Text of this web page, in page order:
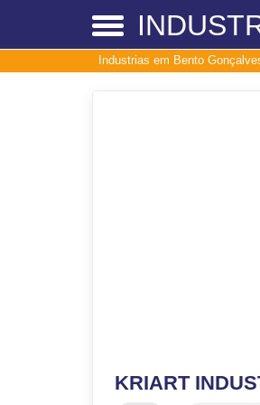
Industrias em Bento
KRIART